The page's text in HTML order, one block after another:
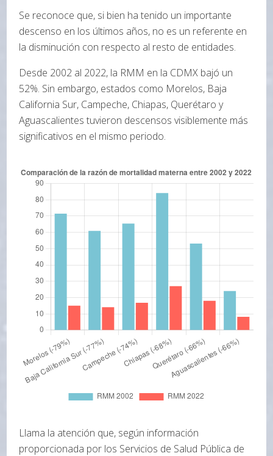
Se reconoce que, si bien ha tenido un importante
descenso en los últimos años, no es un referente en
la disminución con respecto al resto de entidades.
Desde 2002 al 2022, la RMM en la CDMX bajó un
52%. Sin embargo, estados como Morelos, Baja
California Sur, Campeche, Chiapas, Querétaro y
Aguascalientes tuvieron descensos visiblemente más
significativos en el mismo periodo.
Llama la atención que, según información
proporcionada por los Servicios de Salud Pública de